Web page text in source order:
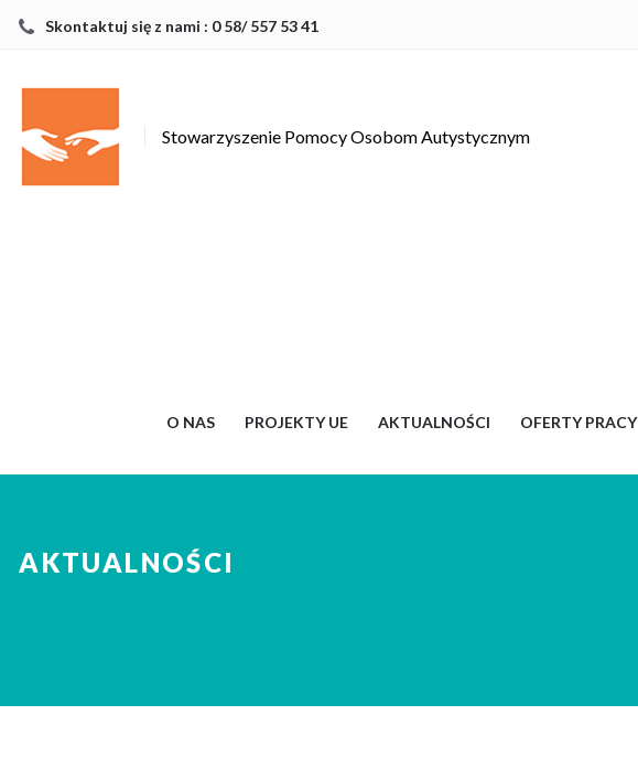
Skontaktuj się z nami : 0 58/ 557 53 41
Stowarzyszenie Pomocy Osobom Autystycznym
O NAS PROJEKTY UE AKTUALNOŚCI OFERTY PRACY
AKTUALNOŚCI